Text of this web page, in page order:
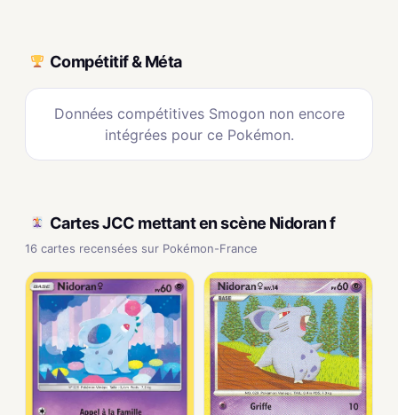
Compétitif & Méta
Données compétitives Smogon non encore
intégrées pour ce Pokémon.
Cartes JCC mettant en scène Nidoran f
16 cartes recensées sur Pokémon-France